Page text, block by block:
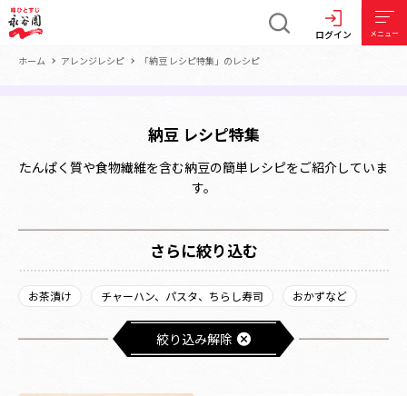
ログイン メニュー
ホーム アレンジレシピ 「納豆 レシピ特集」のレシピ
納豆 レシピ特集
たんぱく質や食物繊維を含む納豆の簡単レシピをご紹介していま
す。
さらに絞り込む
お茶漬け チャーハン、パスタ、ちらし寿司 おかずなど
絞り込み解除